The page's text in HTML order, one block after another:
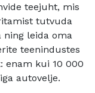
teejuht, mis
tutvuda
ning leida oma
teenindustes
enam kui 10 000
autovelje.